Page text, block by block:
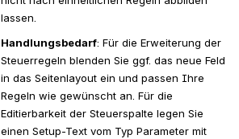
lassen.
Handlungsbedarf: Für die Erweiterung der
Steuerregeln blenden Sie ggf. das neue Feld
in das Seitenlayout ein und passen Ihre
Regeln wie gewünscht an. Für die
Editierbarkeit der Steuerspalte legen Sie
einen Setup-Text vom Typ Parameter mit